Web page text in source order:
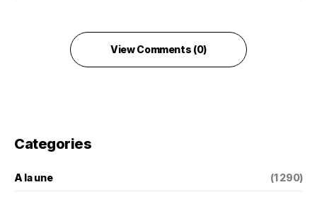
View Comments (0)
Categories
A la une (1 290)